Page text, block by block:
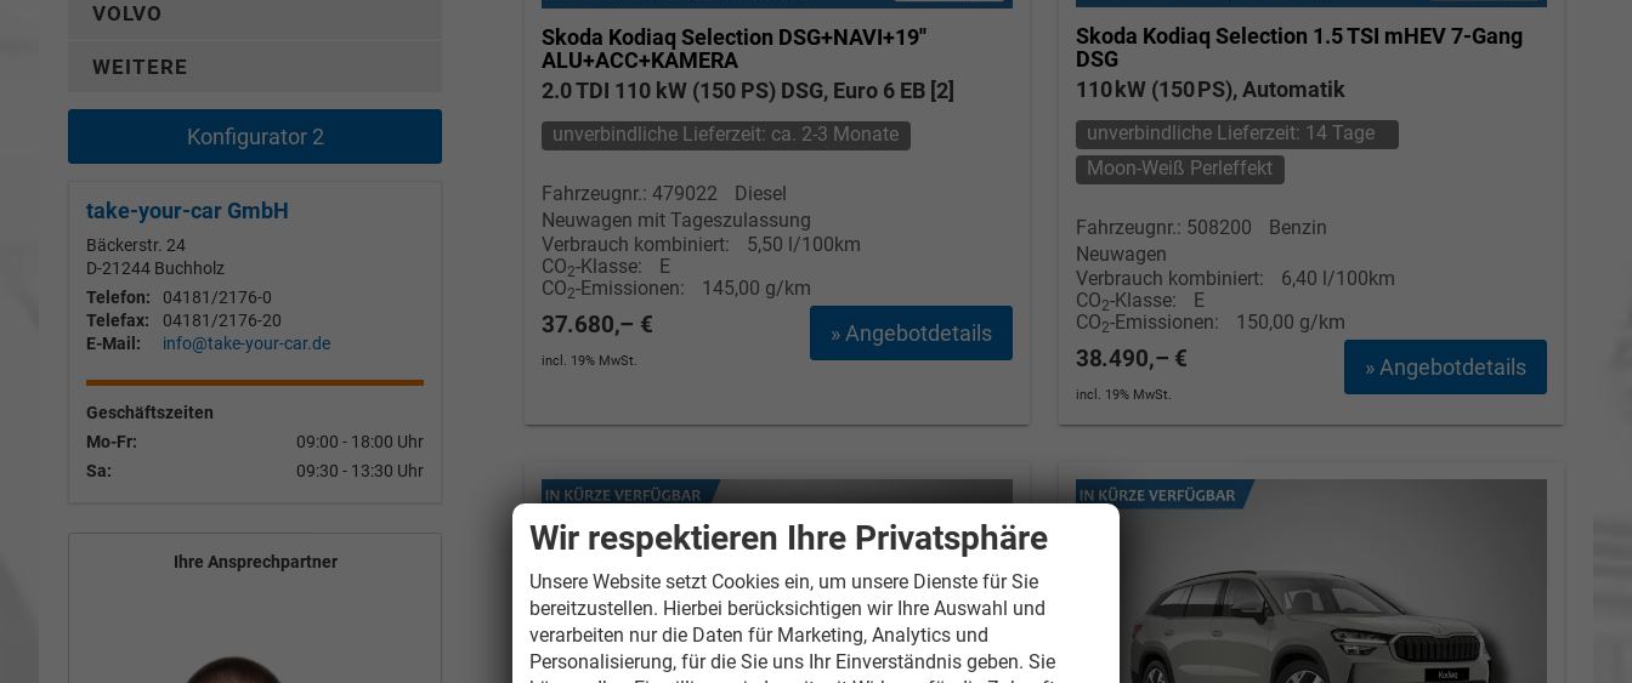
Skoda Kodiaq Selection DSG+NAVI+19''
ALU+ACC+KAMERA
2.0 TDI 110 kW (150 PS) DSG, Euro 6 EB [2]
unverbindliche Lieferzeit: ca. 2-3 Monate
Fahrzeugnr.: 479022
Diesel
Neuwagen mit Tageszulassung
Verbrauch kombiniert:
5,50 l/100km
CO2-Klasse:
E
CO2-Emissionen: 145,00 g/km
» Angebotdetails
37.680,– €
incl. 19% MwSt.
Skoda Kodiaq Selection 1.5 TSI mHEV 7-Gang
DSG
110 kW (150 PS), Automatik
unverbindliche Lieferzeit: 14 Tage
Moon-Weiß Perleffekt
Fahrzeugnr.: 508200
Benzin
Neuwagen
Verbrauch kombiniert:
6,40 l/100km
CO2-Klasse:
E
CO2-Emissionen: 150,00 g/km
» Angebotdetails
38.490,– €
incl. 19% MwSt.
VOLVO
WEITERE
Konfigurator 2
take-your-car GmbH
Bäckerstr. 24
D-21244 Buchholz
Telefon:
04181/2176-0
Telefax:
04181/2176-20
E-Mail:
info@take-your-car.de
Geschäftszeiten
Mo-Fr:
09:00 - 18:00 Uhr
Sa:
09:30 - 13:30 Uhr
Ihre Ansprechpartner
Wir respektieren Ihre Privatsphäre
Unsere Website setzt Cookies ein, um unsere Dienste für Sie
bereitzustellen. Hierbei berücksichtigen wir Ihre Auswahl und
verarbeiten nur die Daten für Marketing, Analytics und
Personalisierung, für die Sie uns Ihr Einverständnis geben. Sie